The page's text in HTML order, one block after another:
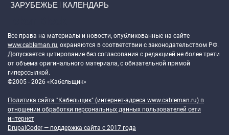
ЗАРУБЕЖЬЕ КАЛЕНДАРЬ
Все права на материалы и новости, опубликованные на сайте
www.cableman.ru, охраняются в соответствии с законодательством РФ.
Допускается цитирование без согласования с редакцией не более трети
от объема оригинального материала, с обязательной прямой
гиперссылкой.
©2005 - 2026 «Кабельщик»
Политика сайта "Кабельщик" (интернет-адреса www.cableman.ru) в
отношении обработки персональных данных пользователей сети
интернет
DrupalCoder — поддержка сайта c 2017 года